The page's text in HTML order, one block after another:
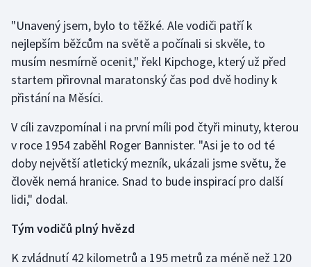
Florbal
Futsal
Golf
Gymnastika
Házená
Jezdectví
Krasobruslení
"Unavený jsem, bylo to těžké. Ale vodiči patří k
nejlepším běžcům na světě a počínali si skvěle, to
musím nesmírně ocenit," řekl Kipchoge, který už před
startem přirovnal maratonský čas pod dvě hodiny k
přistání na Měsíci.
V cíli zavzpomínal i na první míli pod čtyři minuty, kterou
v roce 1954 zaběhl Roger Bannister. "Asi je to od té
doby největší atletický mezník, ukázali jsme světu, že
člověk nemá hranice. Snad to bude inspirací pro další
lidi," dodal.
Tým vodičů plný hvězd
K zvládnutí 42 kilometrů a 195 metrů za méně než 120